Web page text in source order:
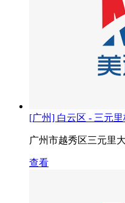
[广州] 白云区 - 三元里
广州市越秀区三元里
查看